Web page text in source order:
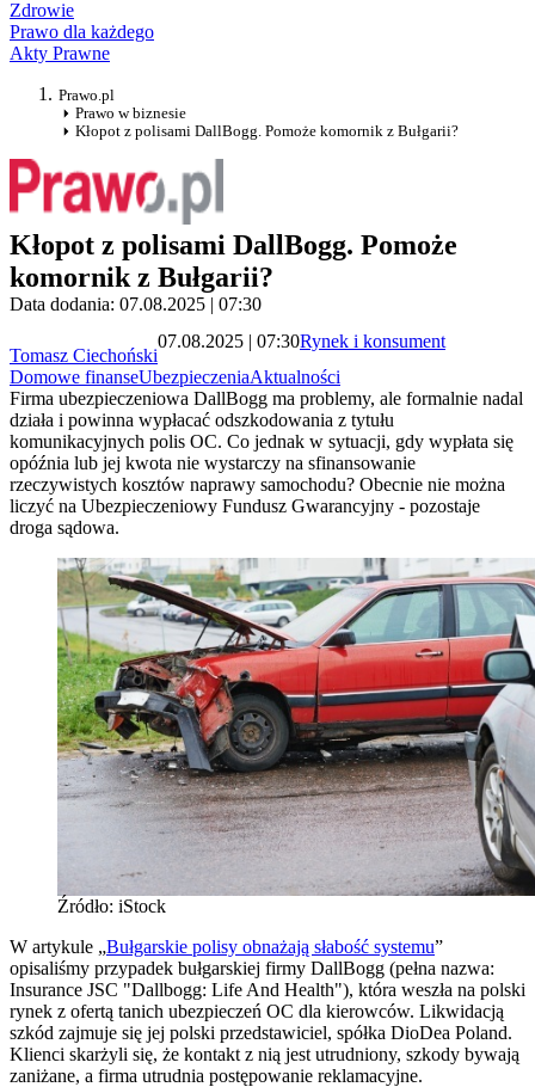
Zdrowie
Prawo dla każdego
Akty Prawne
Prawo.pl
Prawo w biznesie
Kłopot z polisami DallBogg. Pomoże komornik z Bułgarii?
Kłopot z polisami DallBogg. Pomoże
komornik z Bułgarii?
Data dodania: 07.08.2025 | 07:30
Tomasz Ciechoński
07.08.2025 | 07:30Rynek i konsument
Domowe finanseUbezpieczeniaAktualności
Firma ubezpieczeniowa DallBogg ma problemy, ale formalnie nadal
działa i powinna wypłacać odszkodowania z tytułu
komunikacyjnych polis OC. Co jednak w sytuacji, gdy wypłata się
opóźnia lub jej kwota nie wystarczy na sfinansowanie
rzeczywistych kosztów naprawy samochodu? Obecnie nie można
liczyć na Ubezpieczeniowy Fundusz Gwarancyjny - pozostaje
droga sądowa.
Źródło: iStock
W artykule „Bułgarskie polisy obnażają słabość systemu”
opisaliśmy przypadek bułgarskiej firmy DallBogg (pełna nazwa:
Insurance JSC "Dallbogg: Life And Health"), która weszła na polski
rynek z ofertą tanich ubezpieczeń OC dla kierowców. Likwidacją
szkód zajmuje się jej polski przedstawiciel, spółka DioDea Poland.
Klienci skarżyli się, że kontakt z nią jest utrudniony, szkody bywają
zaniżane, a firma utrudnia postępowanie reklamacyjne.